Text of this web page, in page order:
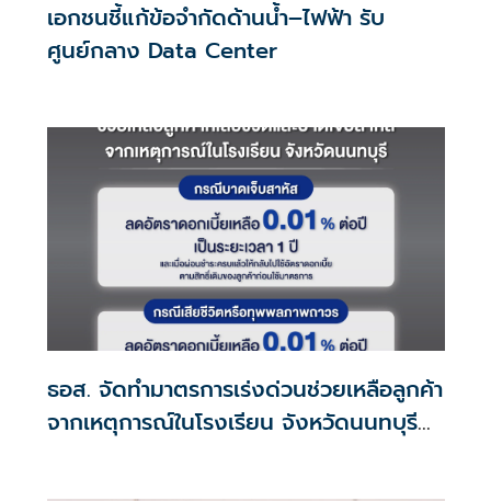
เอกชนชี้แก้ข้อจำกัดด้านน้ำ–ไฟฟ้า รับ
ศูนย์กลาง Data Center
ธอส. จัดทำมาตรการเร่งด่วนช่วยเหลือลูกค้า
จากเหตุการณ์ในโรงเรียน จังหวัดนนทบุรี